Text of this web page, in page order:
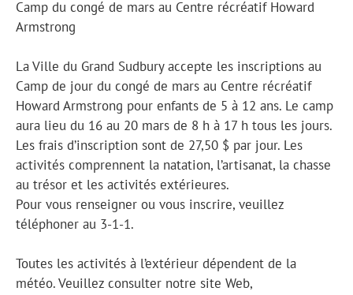
Camp du congé de mars au Centre récréatif Howard
Armstrong
La Ville du Grand Sudbury accepte les inscriptions au
Camp de jour du congé de mars au Centre récréatif
Howard Armstrong pour enfants de 5 à 12 ans. Le camp
aura lieu du 16 au 20 mars de 8 h à 17 h tous les jours.
Les frais d’inscription sont de 27,50 $ par jour. Les
activités comprennent la natation, l’artisanat, la chasse
au trésor et les activités extérieures.
Pour vous renseigner ou vous inscrire, veuillez
téléphoner au 3-1-1.
Toutes les activités à l’extérieur dépendent de la
météo. Veuillez consulter notre site Web,